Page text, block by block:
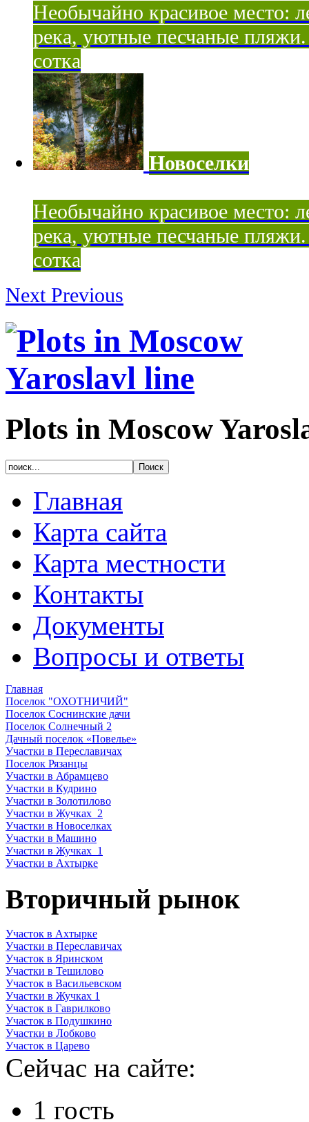
Необычайно красивое место:
река, уютные песчаные
сотка
Новоселки
Необычайно красивое место:
река, уютные песчаные
сотка
Next Previous
Plots in Moscow
Главная
Карта сайта
Карта местности
Контакты
Документы
Вопросы и ответы
Главная
Поселок "ОХОТНИЧИЙ"
Поселок Соснинские дачи
Поселок Солнечный 2
Дачный поселок «Повелье»
Участки в Переславичах
Поселок Рязанцы
Участки в Абрамцево
Участки в Кудрино
Участки в Золотилово
Участки в Жучках_2
Участки в Новоселках
Участки в Машино
Участки в Жучках_1
Участки в Ахтырке
Вторичный рынок
Участок в Ахтырке
Участки в Переславичах
Участок в Яринском
Участки в Тешилово
Участок в Васильевском
Участки в Жучках 1
Участок в Гаврилково
Участок в Подушкино
Участки в Лобково
Участок в Царево
Сейчас на сайте:
1 гость